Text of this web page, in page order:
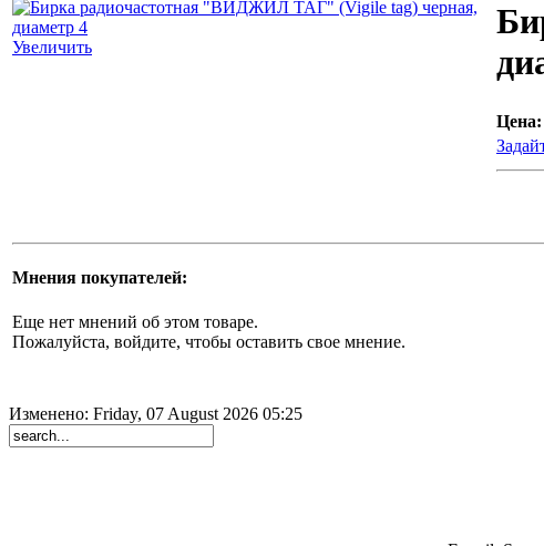
Увеличить
Цена:
Мнения покупателей:
Еще нет мнений об этом товаре.
Пожалуйста, войдите, чтобы оставить свое мнение.
Изменено: Friday, 07 August 2026 05:25